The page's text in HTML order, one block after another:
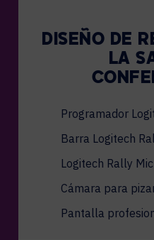
DISEÑO DE
LA
Programador
Barra Logitech
Logitech Rally
Cámara para
Pantalla